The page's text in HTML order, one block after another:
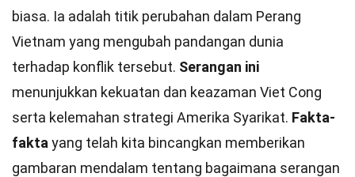
biasa. Ia adalah titik perubahan dalam Perang
Vietnam yang mengubah pandangan dunia
terhadap konflik tersebut. Serangan ini
menunjukkan kekuatan dan keazaman Viet Cong
serta kelemahan strategi Amerika Syarikat. Fakta-
fakta yang telah kita bincangkan memberikan
gambaran mendalam tentang bagaimana serangan